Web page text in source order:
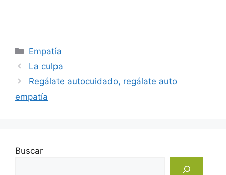
Categorías
Empatía
La culpa
Regálate autocuidado, regálate auto
empatía
Buscar